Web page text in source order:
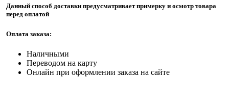
Данный способ доставки предусматривает примерку и осмотр товара
перед оплатой
Оплата заказа:
Наличными
Переводом на карту
Онлайн при оформлении заказа на сайте